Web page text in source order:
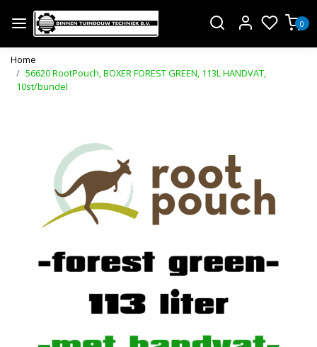
0
Home
56620 RootPouch, BOXER FOREST GREEN, 113L HANDVAT,
10st/bundel